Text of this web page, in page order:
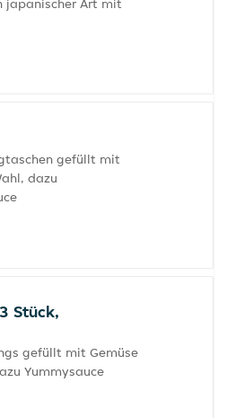
japanischer Art mit
gefüllt mit
dazu
Stück,
gefüllt mit Gemüse
Yummysauce